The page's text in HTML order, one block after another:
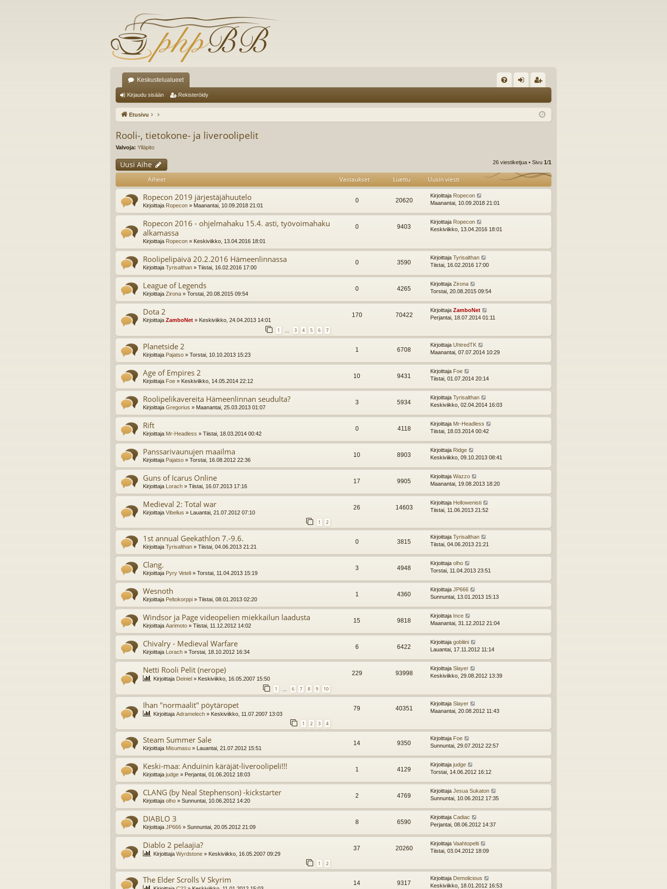
Keskustelualueet
K au ist
Kirjaudu sisään Rekisteröidy
Etusivu
Rooli-, tietokone- ja liveroolipelit
Valvoja: Ylläpito
Uusi Aihe 26 viestiketjua • Sivu 1/1
Aiheet Vastaukset Luettu Uusin viesti
Ropecon 2019 järjestäjähuutelo
Kirjoittaja Ropecon » Maanantai, 10.09.2018 21:01
0 20620
Kirjoittaja Ropecon
Maanantai, 10.09.2018 21:01
Ropecon 2016 - ohjelmahaku 15.4. asti, työvoimahaku
alkamassa
Kirjoittaja Ropecon » Keskiviikko, 13.04.2016 18:01
0 9403
Kirjoittaja Ropecon
Keskiviikko, 13.04.2016 18:01
Roolipelipäivä 20.2.2016 Hämeenlinnassa
Kirjoittaja Tyrisalthan » Tiistai, 16.02.2016 17:00
0 3590
Kirjoittaja Tyrisalthan
Tiistai, 16.02.2016 17:00
League of Legends
Kirjoittaja Zirona » Torstai, 20.08.2015 09:54
0 4265
Kirjoittaja Zirona
Torstai, 20.08.2015 09:54
Dota 2
Kirjoittaja ZamboNet » Keskiviikko, 24.04.2013 14:01
1 3 4 5 6 7
170 70422
Kirjoittaja ZamboNet
Perjantai, 18.07.2014 01:11
Planetside 2
Kirjoittaja Pajatso » Torstai, 10.10.2013 15:23
1 6708
Kirjoittaja UhtredTK
Maanantai, 07.07.2014 10:29
Age of Empires 2
Kirjoittaja Foe » Keskiviikko, 14.05.2014 22:12
10 9431
Kirjoittaja Foe
Tiistai, 01.07.2014 20:14
Roolipelikavereita Hämeenlinnan seudulta?
Kirjoittaja Gregorius » Maanantai, 25.03.2013 01:07
3 5934
Kirjoittaja Tyrisalthan
Keskiviikko, 02.04.2014 16:03
Rift
Kirjoittaja Mr-Headless » Tiistai, 18.03.2014 00:42
0 4118
Kirjoittaja Mr-Headless
Tiistai, 18.03.2014 00:42
Panssarivaunujen maailma
Kirjoittaja Pajatso » Torstai, 16.08.2012 22:36
10 8903
Kirjoittaja Ridge
Keskiviikko, 09.10.2013 08:41
Guns of Icarus Online
Kirjoittaja Lorach » Tiistai, 16.07.2013 17:16
17 9905
Kirjoittaja Wazzo
Maanantai, 19.08.2013 18:20
Medieval 2: Total war
Kirjoittaja Vibelius » Lauantai, 21.07.2012 07:10
1 2
26 14603
Kirjoittaja Hellowenisti
Tiistai, 11.06.2013 21:52
1st annual Geekathlon 7.-9.6.
Kirjoittaja Tyrisalthan » Tiistai, 04.06.2013 21:21
0 3815
Kirjoittaja Tyrisalthan
Tiistai, 04.06.2013 21:21
Clang.
Kirjoittaja Pyry Veteli » Torstai, 11.04.2013 15:19
3 4948
Kirjoittaja olho
Torstai, 11.04.2013 23:51
Wesnoth
Kirjoittaja Peltokorppi » Tiistai, 08.01.2013 02:20
1 4360
Kirjoittaja JP666
Sunnuntai, 13.01.2013 15:13
Windsor ja Page videopelien miekkailun laadusta
Kirjoittaja Aarimoto » Tiistai, 11.12.2012 14:02
15 9818
Kirjoittaja Ince
Maanantai, 31.12.2012 21:04
Chivalry - Medieval Warfare
Kirjoittaja Lorach » Torstai, 18.10.2012 16:34
6 6422
Kirjoittaja gobliini
Lauantai, 17.11.2012 11:14
Netti Rooli Pelit (nerope)
Kirjoittaja Deiniel » Keskiviikko, 16.05.2007 15:50
1 6 7 8 9 10
229 93998
Kirjoittaja Slayer
Keskiviikko, 29.08.2012 13:39
Ihan "normaalit" pöytäropet
Kirjoittaja Adramelech » Keskiviikko, 11.07.2007 13:03
1 2 3 4
79 40351
Kirjoittaja Slayer
Maanantai, 20.08.2012 11:43
Steam Summer Sale
Kirjoittaja Misumasu » Lauantai, 21.07.2012 15:51
14 9350
Kirjoittaja Foe
Sunnuntai, 29.07.2012 22:57
Keski-maa: Anduinin käräjät-liveroolipeli!!!
Kirjoittaja judge » Perjantai, 01.06.2012 18:03
1 4129
Kirjoittaja judge
Torstai, 14.06.2012 16:12
CLANG (by Neal Stephenson) -kickstarter
Kirjoittaja olho » Sunnuntai, 10.06.2012 14:20
2 4769
Kirjoittaja Jesua Sukaton
Sunnuntai, 10.06.2012 17:35
DIABLO 3
Kirjoittaja JP666 » Sunnuntai, 20.05.2012 21:09
8 6590
Kirjoittaja Cadiac
Perjantai, 08.06.2012 14:37
Diablo 2 pelaajia?
Kirjoittaja Wyrdstone » Keskiviikko, 16.05.2007 09:29
1 2
37 20260
Kirjoittaja Vaahtopelti
Tiistai, 03.04.2012 18:09
The Elder Scrolls V Skyrim 14 9317
Kirjoittaja Demolicious
Keskiviikko, 18.01.2012 16:53